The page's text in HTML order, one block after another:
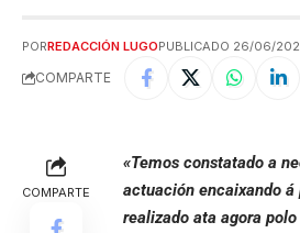
PORREDACCIÓN LUGOPUBLICADO 26/06/
COMPARTE
COMPARTE
«Temos constatado a
actuación encaixando
realizado ata agora